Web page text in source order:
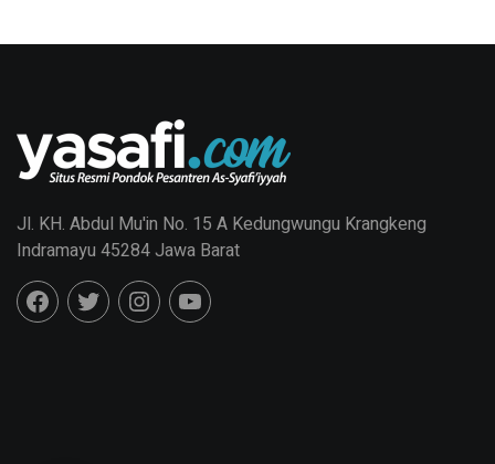
Jl. KH. Abdul Mu'in No. 15 A Kedungwungu Krangkeng
Indramayu 45284 Jawa Barat